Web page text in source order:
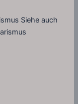
Siehe auch